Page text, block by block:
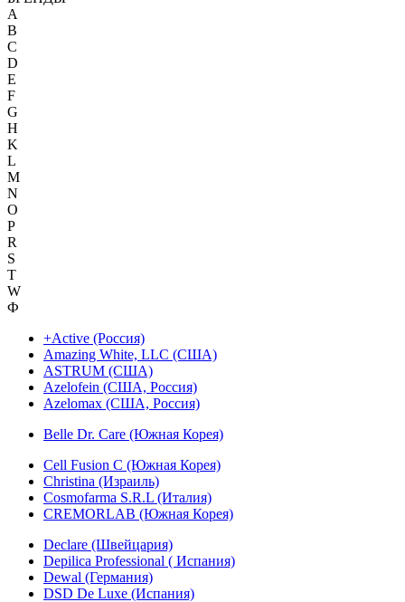
A
B
C
D
E
F
G
H
K
L
M
N
O
P
R
S
T
W
Ф
+Active (Россия)
Amazing White, LLC (США)
ASTRUM (США)
Azelofein (США, Россия)
Azelomax (США, Россия)
Belle Dr. Care (Южная Корея)
Cell Fusion C (Южная Корея)
Christina (Израиль)
Cosmofarma S.R.L (Италия)
CREMORLAB (Южная Корея)
Declare (Швейцария)
Depilica Professional ( Испания)
Dewal (Германия)
DSD De Luxe (Испания)